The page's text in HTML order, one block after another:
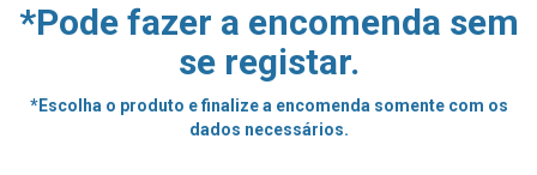
*Pode fazer a encomenda sem
se registar.
*Escolha o produto e finalize a encomenda somente com os
dados necessários.